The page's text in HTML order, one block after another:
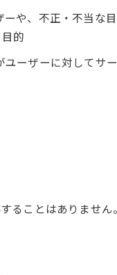
や、不正・不当な
的
ーザーに対してサ
ることはありませ